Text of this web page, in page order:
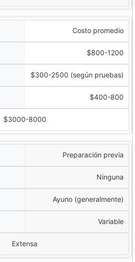
Costo promedio
$800-1200
$300-2500 (según pruebas)
$400-800
$3000-8000
Preparación previa
Ninguna
Ayuno (generalmente)
Variable
Extensa